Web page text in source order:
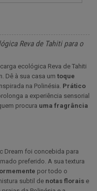
Reva de Tahiti para o
ecológica Reva de Tahiti
Dê à sua casa um toque
na Polinésia. Prático
a experiência sensorial
procura uma fragrância
Dream foi concebida para
preferido. A sua textura
por todo o
subtil de notas florais e